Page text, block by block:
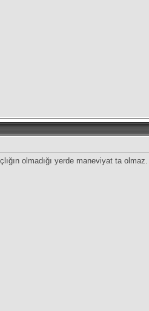
olmadığı yerde maneviyat ta